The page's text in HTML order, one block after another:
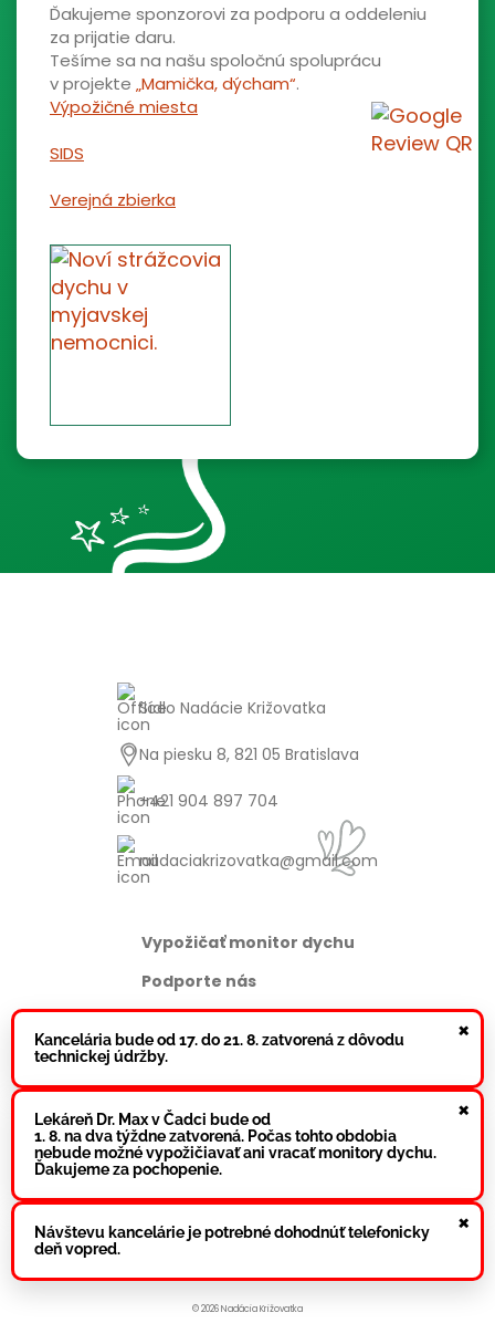
Ďakujeme sponzorovi za podporu a oddeleniu
za prijatie daru.
Tešíme sa na našu spoločnú spoluprácu
v projekte „Mamička, dýcham“.
Výpožičné miesta
SIDS
Verejná zbierka
Sídlo Nadácie Križovatka
Na piesku 8, 821 05 Bratislava
+421 904 897 704
nadaciakrizovatka@gmail.com
Vypožičať monitor dychu
Podporte nás
Na stiahnutie
Resuscitácia dojčaťa
Návod na obsluhu monitora
Sledujte nás
© 2026 Nadácia Križovatka
×
Kancelária bude od 17. do 21. 8. zatvorená z dôvodu
technickej údržby.
×
Lekáreň Dr. Max v Čadci bude od
1. 8. na dva týždne zatvorená. Počas tohto obdobia
nebude možné vypožičiavať ani vracať monitory dychu.
Ďakujeme za pochopenie.
×
Návštevu kancelárie je potrebné dohodnúť telefonicky
deň vopred.